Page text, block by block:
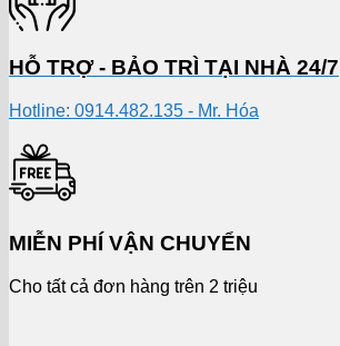
HỖ TRỢ - BẢO TRÌ TẠI NHÀ 24/7
Hotline: 0914.482.135 - Mr. Hóa
MIỄN PHÍ VẬN CHUYỂN
Cho tất cả đơn hàng trên 2 triệu